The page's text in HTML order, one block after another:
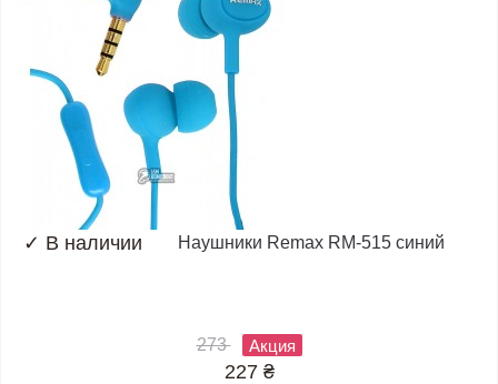
✓ В наличии Наушники Remax RM-515 синий
273 Акция
227 ₴